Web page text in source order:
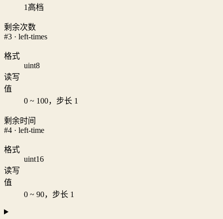
1 高档
剩余次数
#3 · left-times
格式
uint8
读写
值
0 ~ 100，步长 1
剩余时间
#4 · left-time
格式
uint16
读写
值
0 ~ 90，步长 1